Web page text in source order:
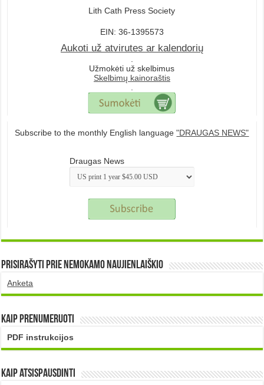
Lith Cath Press Society
EIN: 36-1395573
Aukoti už atvirutes ar kalendorių
.
Užmokėti už skelbimus
Skelbimų kainoraštis
.
Subscribe to the monthly English language"DRAUGAS NEWS"
Draugas News
Prisirašyti prie nemokamo naujienlaiškio
Anketa
Kaip prenumeruoti
PDF instrukcijos
Kaip atsispausdinti